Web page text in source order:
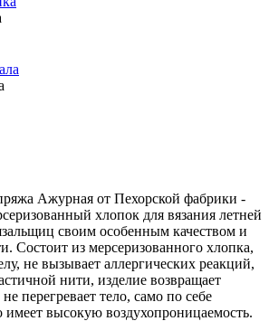
Ажурная от Пехорской фабрики -
хлопок для вязания летней
своим особенным качеством и
Состоит из мерсеризованного хлопка,
не вызывает аллергических реакций,
нити, изделие возвращает
перегревает тело, само по себе
имеет высокую воздухопроницаемость.